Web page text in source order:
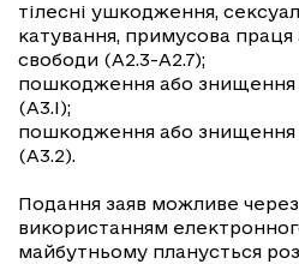
тілесні ушкодження,
катування, примусова праця
свободи (А2.3-А2.7);
пошкодження або знищення
(А3.I);
пошкодження або
(А3.2).
Подання заяв можливе через
використанням
майбутньому планусться